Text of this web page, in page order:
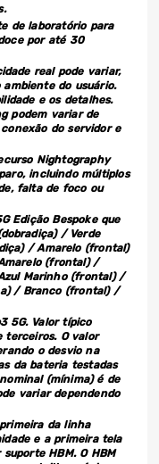
de laboratório para
por até 30
real pode variar,
ambiente do usuário.
e os detalhes.
podem variar de
do servidor e
Nightography
incluindo múltiplos
falta de foco ou
Edição Bespoke que
/ Verde
/ Amarelo (frontal)
(frontal) /
Marinho (frontal) /
/ Branco (frontal) /
5G. Valor típico
terceiros. O valor
o desvio na
da bateria testadas
(mínima) é de
variar dependendo
da linha
e a primeira tela
HBM. O HBM